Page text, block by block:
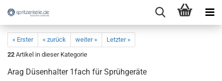
« Erster « zurück weiter »
Letzter »
22 Artikel in dieser Kategorie
Arag Düsenhalter 1fach für Sprühgeräte